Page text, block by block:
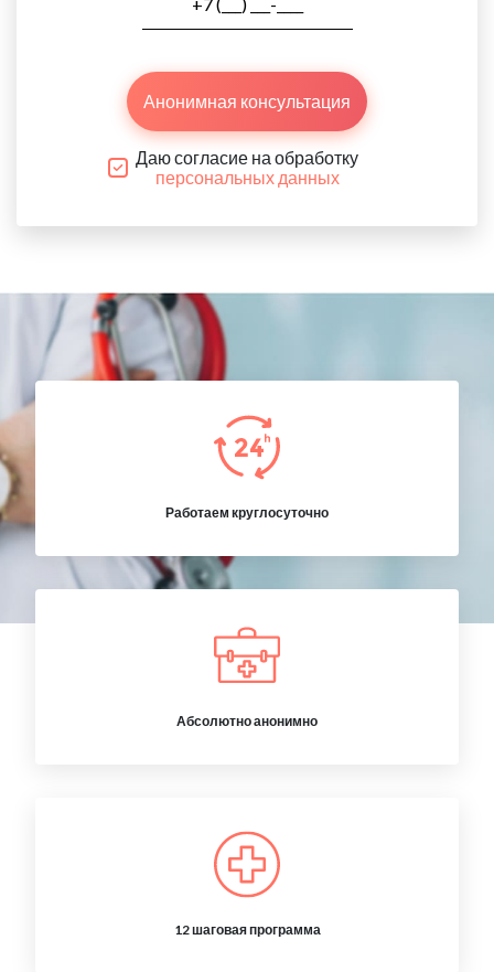
Анонимная консультация
Даю согласие на обработку
персональных данных
Работаем круглосуточно
Абсолютно анонимно
12 шаговая программа